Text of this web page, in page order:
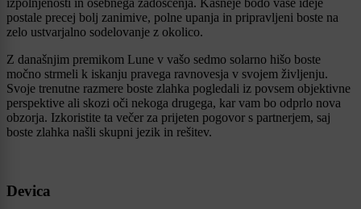
izpolnjenosti in osebnega zadoščenja. Kasneje bodo vaše ideje
postale precej bolj zanimive, polne upanja in pripravljeni boste na
zelo ustvarjalno sodelovanje z okolico.
Z današnjim premikom Lune v vašo sedmo solarno hišo boste
močno strmeli k iskanju pravega ravnovesja v svojem življenju.
Svoje trenutne razmere boste zlahka pogledali iz povsem objektivne
perspektive ali skozi oči nekoga drugega, kar vam bo odprlo nova
obzorja. Izkoristite ta večer za prijeten pogovor s partnerjem, saj
boste zlahka našli skupni jezik in rešitev.
Devica